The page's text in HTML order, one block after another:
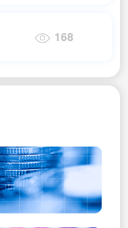
168